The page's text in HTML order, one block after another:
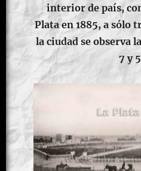
interior de país,
Plata en 1885, a sólo
la ciudad se observa
7 y